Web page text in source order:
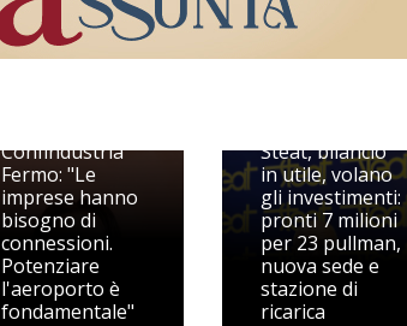
Confindustria
Fermo: "Le
imprese hanno
bisogno di
connessioni.
Potenziare
l'aeroporto è
fondamentale"
Steat, bilancio
in utile, volano
gli investimenti:
pronti 7 milioni
per 23 pullman,
nuova sede e
stazione di
ricarica